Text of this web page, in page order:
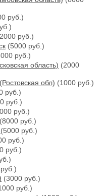
руб.)
руб.)
(5000 руб.)
руб.)
область) (2000
обл) (1000 руб.)
руб.)
руб.)
руб.)
(8000 руб.)
(5000 руб.)
руб.)
руб.)
(3000 руб.)
руб.)